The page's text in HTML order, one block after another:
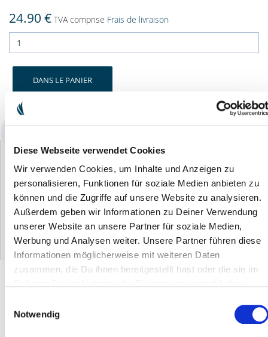
Diese Webseite verwendet Cookies
Wir verwenden Cookies, um Inhalte und Anzeigen zu
personalisieren, Funktionen für soziale Medien anbieten zu
können und die Zugriffe auf unsere Website zu analysieren.
Außerdem geben wir Informationen zu Deiner Verwendung
unserer Website an unsere Partner für soziale Medien,
Werbung und Analysen weiter. Unsere Partner führen diese
Informationen möglicherweise mit weiteren Daten
zusammen, die Du ihnen bereitgestellt hast oder die sie im
Notwendig
24.90 € TVA comprise Frais de livraison
DANS LE PANIER
Disponibilité : immédiatement disponible
ERA Système Basic
ERA lave-sols (38 cm)
ERA seau avec essoreur
DESCRIPTION DU PRODUIT
CONSEILS & UTILISATION